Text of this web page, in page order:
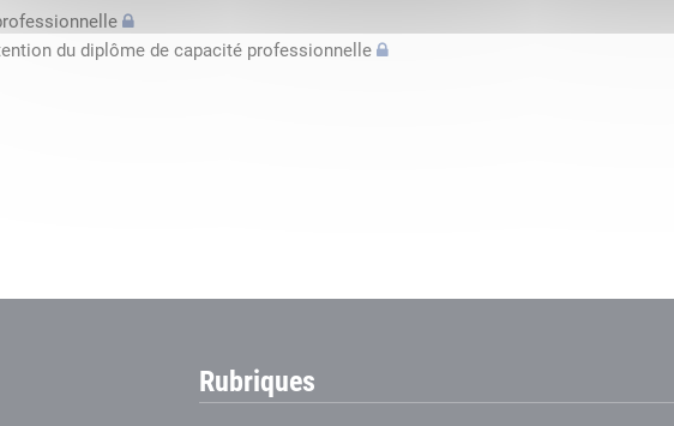
du diplôme de capacité professionnelle
Rubriques